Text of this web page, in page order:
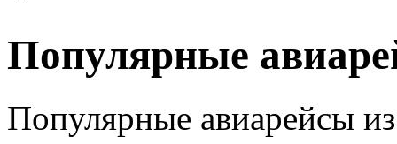
Популярные
Популярные авиарейсы